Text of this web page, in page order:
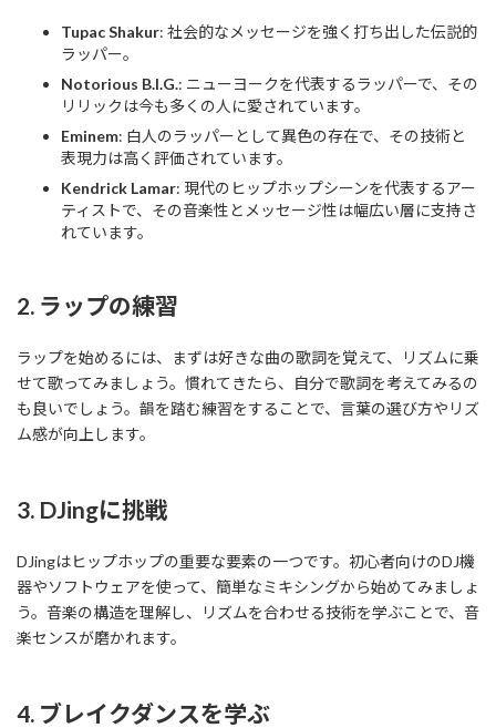
Tupac Shakur: 社会的なメッセージを強く打ち出した伝説的
ラッパー。
Notorious B.I.G.: ニューヨークを代表するラッパーで、その
リリックは今も多くの人に愛されています。
Eminem: 白人のラッパーとして異色の存在で、その技術と
表現力は高く評価されています。
Kendrick Lamar: 現代のヒップホップシーンを代表するアー
ティストで、その音楽性とメッセージ性は幅広い層に支持さ
れています。
2. ラップの練習
ラップを始めるには、まずは好きな曲の歌詞を覚えて、リズムに乗
せて歌ってみましょう。慣れてきたら、自分で歌詞を考えてみるの
も良いでしょう。韻を踏む練習をすることで、言葉の選び方やリズ
ム感が向上します。
3. DJingに挑戦
DJingはヒップホップの重要な要素の一つです。初心者向けのDJ機
器やソフトウェアを使って、簡単なミキシングから始めてみましょ
う。音楽の構造を理解し、リズムを合わせる技術を学ぶことで、音
楽センスが磨かれます。
4. ブレイクダンスを学ぶ